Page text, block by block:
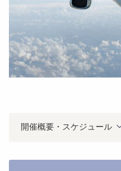
開催概要・スケジュール